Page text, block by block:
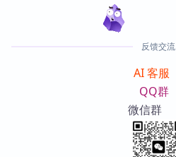
反馈交流
AI 客服
QQ群
微信群